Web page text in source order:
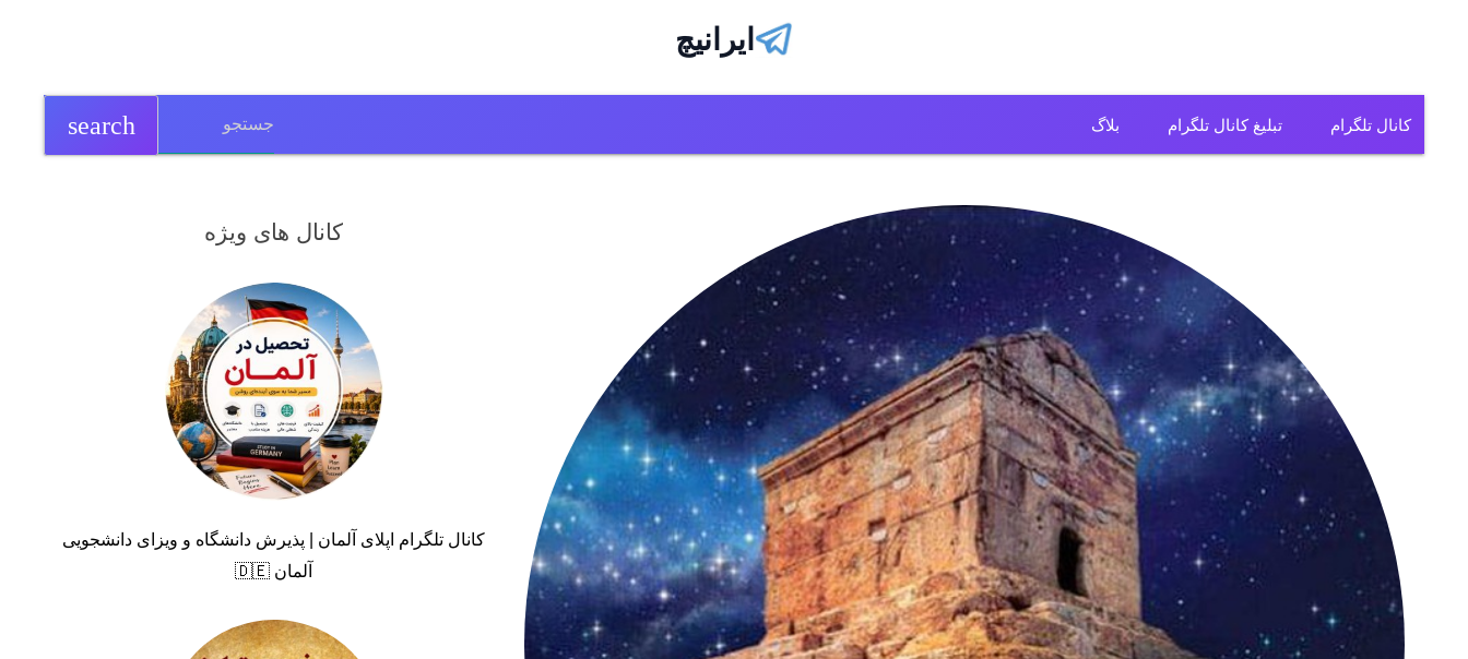
ایرانیچ
کانال تلگرام
کانال تلگرام ریمیکس
کانال تلگرام لباس
کانال تلگرام تولیدی
کانال تلگرام فروشگاه
کانال تلگرام عمده
تبلیغ کانال تلگرام بلاگ search
کانال های ویژه
کانال تلگرام اپلای آلمان | پذیرش دانشگاه و ویزای دانشجویی
آلمان 🇩🇪